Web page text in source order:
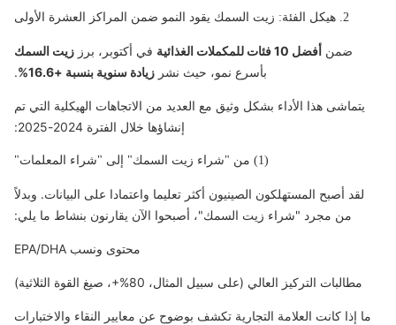
2. هيكل الفئة: زيت السمك يقود النمو ضمن المراكز العشرة الأولى
ضمن أفضل 10 فئات للمكملات الغذائية في أكتوبر، برز زيت السمك
بأسرع نمو، حيث نشر زيادة سنوية بنسبة +16.6% .
يتماشى هذا الأداء بشكل وثيق مع العديد من الاتجاهات الهيكلية التي تم
إنشاؤها خلال الفترة 2024-2025:
(1) من "شراء زيت السمك" إلى "شراء المعلمات"
لقد أصبح المستهلكون الصينيون أكثر تعليما واعتمادا على البيانات. وبدلاً
من مجرد "شراء زيت السمك"، أصبحوا الآن يقارنون بنشاط ما يلي:
محتوى ونسب EPA/DHA
مطالبات التركيز العالي (على سبيل المثال، 80%+، صيغ القوة الثلاثية)
ما إذا كانت العلامة التجارية تكشف بوضوح عن معايير النقاء والاختبارات